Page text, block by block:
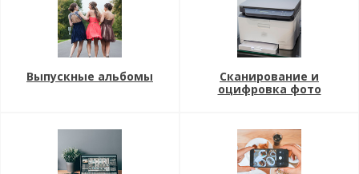
Выпускные альбомы
Сканирование и
оцифровка фото